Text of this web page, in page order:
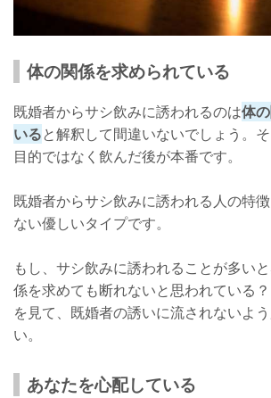
体の関係を求められている
既婚者からサシ飲みに誘われるのは体
いると解釈して間違いないでしょう。
目的ではなく飲んだ後が本番です。
既婚者からサシ飲みに誘われる人の特
ない優しいタイプです。
もし、サシ飲みに誘われることが多い
係を求めても断れないと思われている
を見て、既婚者の誘いに流されないよ
い。
あなたを心配している